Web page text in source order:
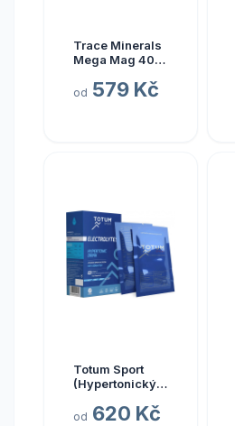
Trace Minerals
Mega Mag 400
elektrolyty, 118
od 579 Kč
Totum Sport
(Hypertonický
vody), 10 x 20
od 620 Kč